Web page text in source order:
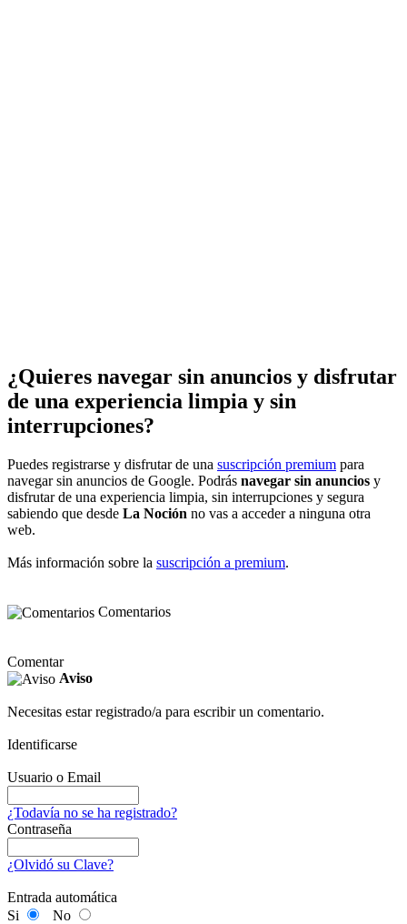
¿Quieres navegar sin anuncios y disfrutar
de una experiencia limpia y sin
interrupciones?
Puedes registrarse y disfrutar de una suscripción premium para
navegar sin anuncios de Google. Podrás navegar sin anuncios y
disfrutar de una experiencia limpia, sin interrupciones y segura
sabiendo que desde La Noción no vas a acceder a ninguna otra
web.
Más información sobre la suscripción a premium.
Comentarios
Comentar
Aviso
Necesitas estar registrado/a para escribir un comentario.
Identificarse
Usuario o Email
¿Todavía no se ha registrado?
Contraseña
¿Olvidó su Clave?
Entrada automática
Si
No